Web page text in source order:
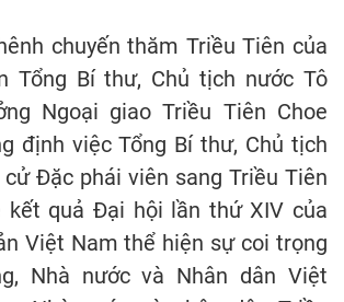
chuyến thăm Triều Tiên của
Tổng Bí thư, Chủ tịch nước Tô
Ngoại giao Triều Tiên Choe
định việc Tổng Bí thư, Chủ tịch
Đặc phái viên sang Triều Tiên
kết quả Đại hội lần thứ XIV của
Việt Nam thể hiện sự coi trọng
Nhà nước và Nhân dân Việt